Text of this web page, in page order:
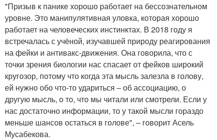
"Призыв к панике хорошо работает на бессознательном
уровне. Это манипулятивная уловка, которая хорошо
работает на человеческих инстинктах. В 2018 году я
встречалась с учёной, изучавшей природу реагирования
на фейки и антивакс-движения. Она говорила, что с
точки зрения биологии нас спасает от фейков широкий
кругозор, потому что когда эта мысль залезла в голову,
ей нужно обо что-то удариться – об ассоциацию, о
другую мысль, о то, что мы читали или смотрели. Если у
нас достаточно информации, то у такой мысли гораздо
меньше шансов остаться в голове", – говорит Асель
Мусабекова.